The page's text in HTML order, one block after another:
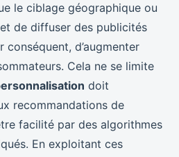
le ciblage géographique ou
de diffuser des publicités
d’augmenter
Cela ne se limite
doit
recommandations de
facilité par des algorithmes
En exploitant ces